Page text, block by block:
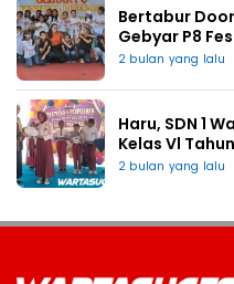
Bertabur
Gebyar P8
2 bulan yang lalu
Haru, SDN 1
Kelas Vl
2 bulan yang lalu